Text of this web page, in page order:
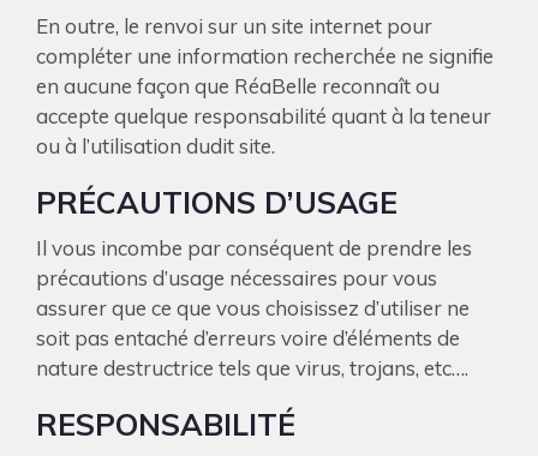
En outre, le renvoi sur un site internet pour
compléter une information recherchée ne signifie
en aucune façon que RéaBelle reconnaît ou
accepte quelque responsabilité quant à la teneur
ou à l’utilisation dudit site.
PRÉCAUTIONS D’USAGE
Il vous incombe par conséquent de prendre les
précautions d’usage nécessaires pour vous
assurer que ce que vous choisissez d’utiliser ne
soit pas entaché d’erreurs voire d’éléments de
nature destructrice tels que virus, trojans, etc….
RESPONSABILITÉ